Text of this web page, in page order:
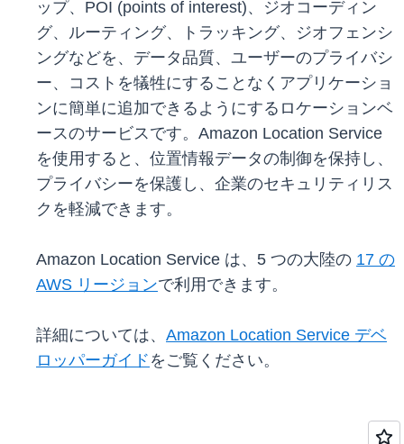
ップ、POI (points of interest)、ジオコーディン
グ、ルーティング、トラッキング、ジオフェンシ
ングなどを、データ品質、ユーザーのプライバシ
ー、コストを犠牲にすることなくアプリケーショ
ンに簡単に追加できるようにするロケーションベ
ースのサービスです。Amazon Location Service
を使用すると、位置情報データの制御を保持し、
プライバシーを保護し、企業のセキュリティリス
クを軽減できます。
Amazon Location Service は、5 つの大陸の 17 の
AWS リージョンで利用できます。
詳細については、 Amazon Location Service デベ
ロッパーガイド をご覧ください。